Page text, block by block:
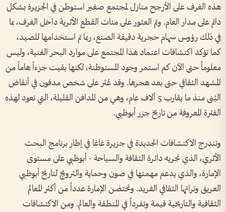
هذه الغرف على الأرجح منازل لمجتمع صغير استوطن في الجزيرة بشكل
دائم على مدار العام. وتم العثور على مئات القطع الأثرية داخل الغرف، بما
في ذلك رؤوس سهام حجرية دقيقة الصنع، ربما تم استخدامها للصيد،
كما تؤكد اكتشافات اعتماد هذا المجتمع على موارد البحر الغنية، وليس
معلوماً حتى الآن كم استمر وجود المستوطنة، لكنها بقيت جزءاً هاماً من
المشهد الثقافي حتى بعد هجرها. وقد عُثر على شخص مدفون في أنقاض
البُنى منذ ما يقارب 5 آلاف عام، وهي من المدافن القليلة، التي تعود لهذه
الفترة المعروفة من تاريخ جزر أبوظبي.
وتندرج الاكتشافات الجديدة في جزيرة غاغا في إطار برنامج البحث
الأثري، الذي تجريه دائرة الثقافة والسياحة - أبوظبي على مستوى
الإمارة، والذي يدعم مهمتها في صون وحماية والترويج لتاريخ أبوظبي
العريق وتراثها الثقافي الفريد. وتحتضن الإمارة عدداً من أكثر المعالم
الثقافية والتاريخية قيمة وتفرداً في المنطقة والعالم. ومن الاكتشافات